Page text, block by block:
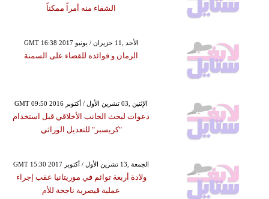
الشفاء منه أمراً ممكناً
GMT 16:38 2017 الأحد ,11 حزيران / يونيو
الرمان و فوائده للقضاء على السمنة
GMT 09:50 2016 الإثنين ,03 تشرين الأول / أكتوبر
دعوات لبحث الجانب الأخلاقي قبل استخدام
"كريسبر" للتعديل الوراثي
GMT 15:30 2017 الجمعة ,13 تشرين الأول / أكتوبر
ولادة أربعة توائم في موريتانيا عقب إجراء
عملية قيصرية ناجحة للأم